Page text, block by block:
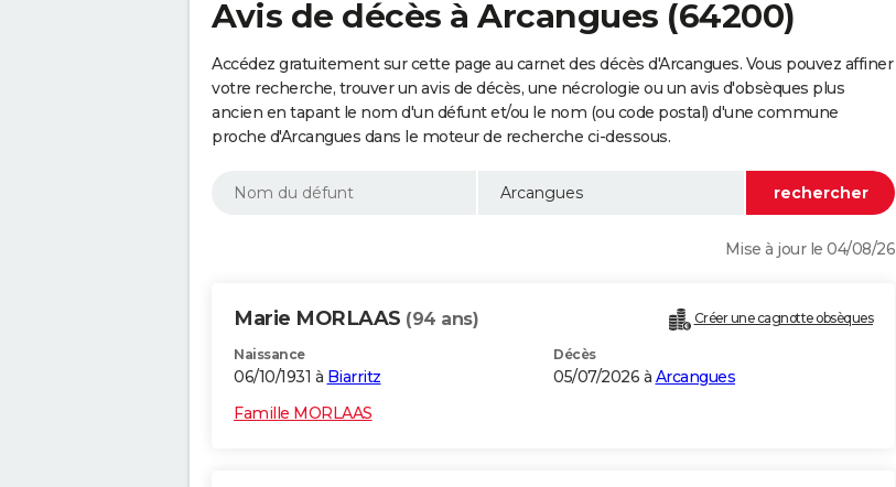
Avis de décès à Arcangues (64200)
Accédez gratuitement sur cette page au carnet des décès d'Arcangues. Vous pouvez affiner
votre recherche, trouver un avis de décès, une nécrologie ou un avis d'obsèques plus
ancien en tapant le nom d'un défunt et/ou le nom (ou code postal) d'une commune
proche d'Arcangues dans le moteur de recherche ci-dessous.
Mise à jour le 04/08/26
Marie MORLAAS (94 ans) Créer une cagnotte obsèques
Naissance
06/10/1931 à Biarritz
Décès
05/07/2026 à Arcangues
Famille MORLAAS